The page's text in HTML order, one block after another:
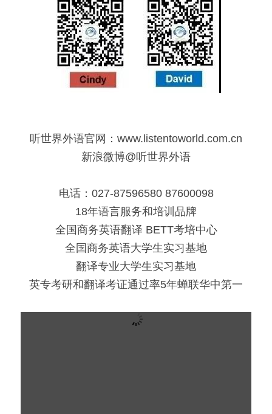
听世界外语官网：www.listentoworld.com.cn
新浪微博@听世界外语
电话：027-87596580 87600098
18年语言服务和培训品牌
全国商务英语翻译 BETT考培中心
全国商务英语大学生实习基地
翻译专业大学生实习基地
英专考研和翻译考证通过率5年蝉联华中第一